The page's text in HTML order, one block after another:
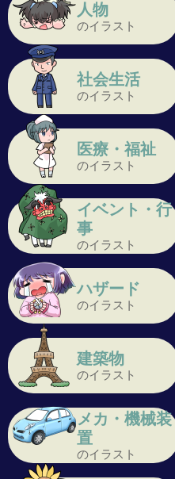
人物
のイラスト
社会生活
のイラスト
医療・福祉
のイラスト
イベント・行
事
のイラスト
ハザード
のイラスト
建築物
のイラスト
メカ・機械装
置
のイラスト